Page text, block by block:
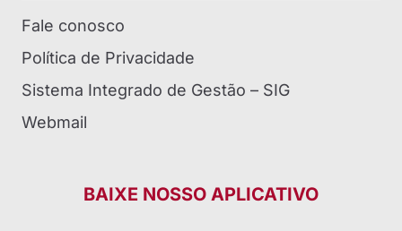
Fale conosco
Política de Privacidade
Sistema Integrado de Gestão – SIG
Webmail
BAIXE NOSSO APLICATIVO